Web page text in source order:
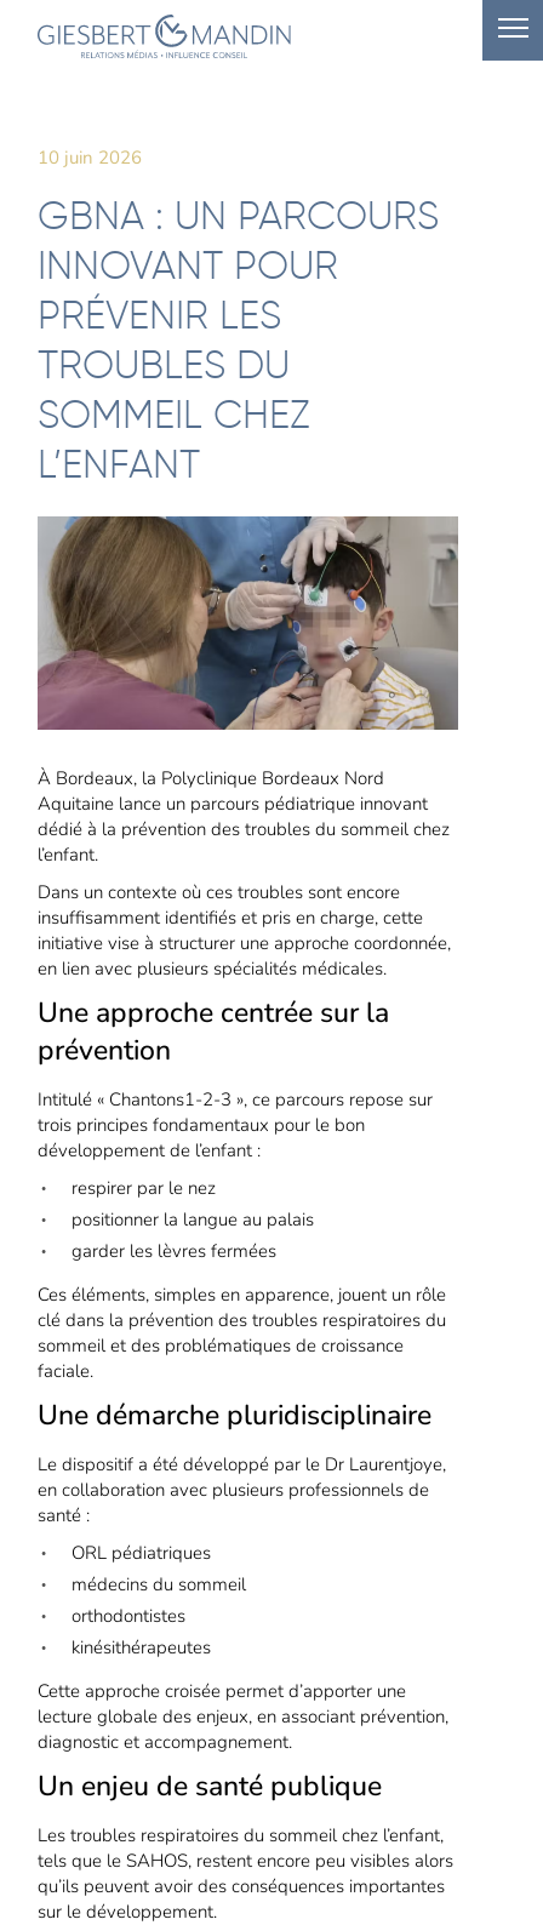
10 juin 2026
GBNA : UN PARCOURS
INNOVANT POUR
PRÉVENIR LES
TROUBLES DU
SOMMEIL CHEZ
L’ENFANT
À Bordeaux, la Polyclinique Bordeaux Nord
Aquitaine lance un parcours pédiatrique innovant
dédié à la prévention des troubles du sommeil chez
l’enfant.
Dans un contexte où ces troubles sont encore
insuffisamment identifiés et pris en charge, cette
initiative vise à structurer une approche coordonnée,
en lien avec plusieurs spécialités médicales.
Une approche centrée sur la
prévention
Intitulé « Chantons1-2-3 », ce parcours repose sur
trois principes fondamentaux pour le bon
développement de l’enfant :
respirer par le nez
positionner la langue au palais
garder les lèvres fermées
Ces éléments, simples en apparence, jouent un rôle
clé dans la prévention des troubles respiratoires du
sommeil et des problématiques de croissance
faciale.
Une démarche pluridisciplinaire
Le dispositif a été développé par le Dr Laurentjoye,
en collaboration avec plusieurs professionnels de
santé :
ORL pédiatriques
médecins du sommeil
orthodontistes
kinésithérapeutes
Cette approche croisée permet d’apporter une
lecture globale des enjeux, en associant prévention,
diagnostic et accompagnement.
Un enjeu de santé publique
Les troubles respiratoires du sommeil chez l’enfant,
tels que le SAHOS, restent encore peu visibles alors
qu’ils peuvent avoir des conséquences importantes
sur le développement.